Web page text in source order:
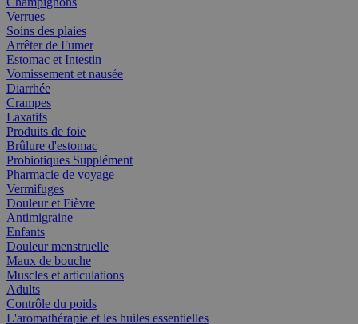
Verrues
Soins des plaies
Arrêter de Fumer
Estomac et Intestin
Vomissement et nausée
Diarrhée
Crampes
Laxatifs
Produits de foie
Brûlure d'estomac
Probiotiques Supplément
Pharmacie de voyage
Vermifuges
Douleur et Fièvre
Antimigraine
Enfants
Douleur menstruelle
Maux de bouche
Muscles et articulations
Adults
Contrôle du poids
L'aromathérapie et les huiles essentielles